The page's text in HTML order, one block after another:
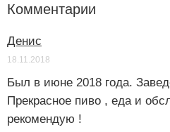
Комментарии
Денис
18.11.2018
Был в июне 2018 года.
Прекрасное пиво , еда и
рекомендую !